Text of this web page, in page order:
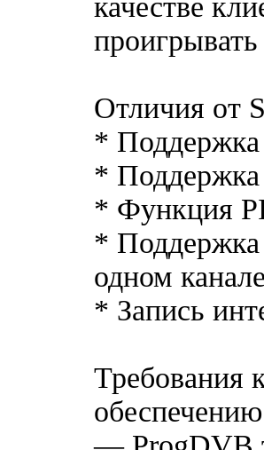
качестве
Отличия от
*
*
* Функция
* Поддержка
одном канале
* Запись
Требования